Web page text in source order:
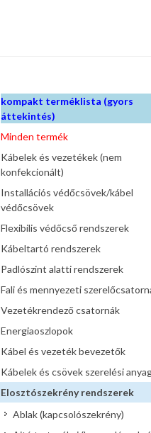
kompakt terméklista (gyors
áttekintés)
Minden termék
Kábelek és vezetékek (nem
konfekcionált)
Installációs védőcsövek/kábel
védőcsövek
Flexibilis védőcső rendszerek
Kábeltartó rendszerek
Padlószint alatti rendszerek
Fali és mennyezeti
Vezetékrendező csatornák
Energiaoszlopok
Kábel és vezeték bevezetők
Kábelek és csövek szerelési
Elosztószekrény rendszerek
Ablak (kapcsolószekrény)